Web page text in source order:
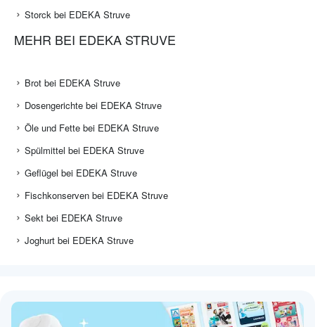
Storck bei EDEKA Struve
MEHR BEI EDEKA STRUVE
Brot bei EDEKA Struve
Dosengerichte bei EDEKA Struve
Öle und Fette bei EDEKA Struve
Spülmittel bei EDEKA Struve
Geflügel bei EDEKA Struve
Fischkonserven bei EDEKA Struve
Sekt bei EDEKA Struve
Joghurt bei EDEKA Struve